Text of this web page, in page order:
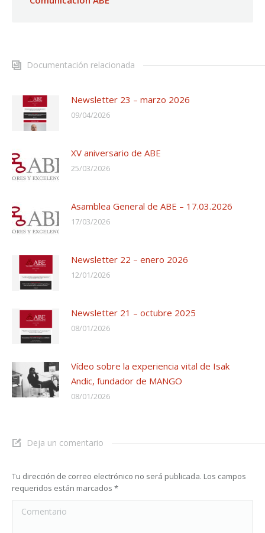
Documentación relacionada
Newsletter 23 – marzo 2026
09/04/2026
XV aniversario de ABE
25/03/2026
Asamblea General de ABE – 17.03.2026
17/03/2026
Newsletter 22 – enero 2026
12/01/2026
Newsletter 21 – octubre 2025
08/01/2026
Vídeo sobre la experiencia vital de Isak
Andic, fundador de MANGO
08/01/2026
Deja un comentario
Tu dirección de correo electrónico no será publicada. Los campos
requeridos están marcados *
Comentario